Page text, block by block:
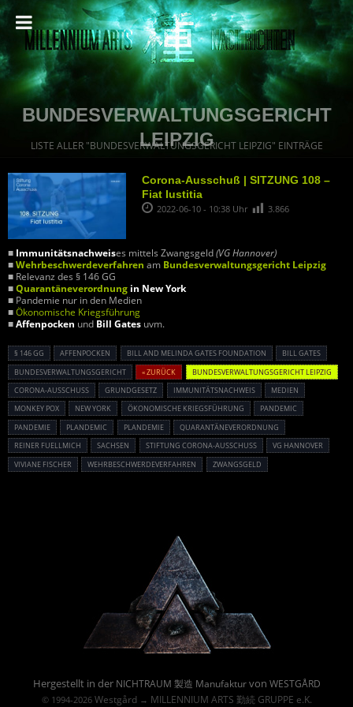
BUNDESVERWALTUNGSGERICHT
LEIPZIG
LISTE ALLER "BUNDESVERWALTUNGSGERICHT LEIPZIG" EINTRÄGE
Corona-Ausschuß | SITZUNG 108 –
Fiat Iustitia
2022-06-10 - 10:38 Uhr 3.866
■ Immunitätsnachweises mittels Zwangsgeld(VG Hannover)
■Wehrbeschwerdeverfahren am Bundesverwaltungsgericht Leipzig
■ Relevanz des § 146 GG
■Quarantäneverordnung in New York
■ Pandemie nur in den Medien
■Ökonomische Kriegsführung
■Affenpocken und Bill Gates uvm.
§ 146 GG AFFENPOCKEN BILL AND MELINDA GATES FOUNDATION
BILL GATES
BUNDESVERWALTUNGSGERICHT
« ZURÜCK
BUNDESVERWALTUNGSGERICHT LEIPZIG
CORONA-AUSSCHUSS
GRUNDGESETZ IMMUNITÄTSNACHWEIS
MEDIEN
MONKEY POX
NEW YORK ÖKONOMISCHE KRIEGSFÜHRUNG
PANDEMIC
PANDEMIE
PLANDEMIC PLANDEMIE
QUARANTÄNEVERORDNUNG
REINER FUELLMICH
SACHSEN STIFTUNG CORONA-AUSSCHUSS
VG HANNOVER
VIVIANE FISCHER
WEHRBESCHWERDEVERFAHREN ZWANGSGELD
Hergestellt in der NICHTRAUM 製造 Manufakturvon WESTGÅRD
© 1994-2026 Westgård→ MILLENNIUM ARTS 勤続 GRUPPE e.K.
Powered By :